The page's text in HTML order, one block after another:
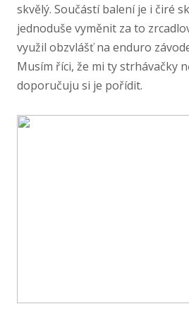
skvělý. Součástí balení je i čiré
jednoduše vyměnit za to
využil obzvlášť na enduro
Musím říci, že mi ty strhávačky
doporučuju si je pořídit.